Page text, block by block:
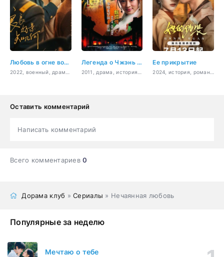
Любовь в огне войны Легенда о Чжэнь Хуань Ее прикрытие
Оставить комментарий
Написать комментарий
Всего комментариев0
Дорама клуб »Сериалы » Нечаянная любовь
Популярные за неделю
Мечтаю о тебе